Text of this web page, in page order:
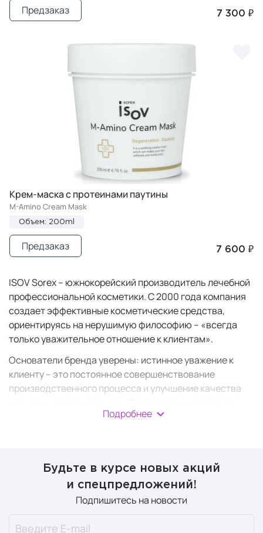
7 300 ₽
Предзаказ
Крем-маска с протеинами паутины
M-Amino Cream Mask
Объем: 200ml
7 600 ₽
Предзаказ
ISOV Sorex – южнокорейский производитель лечебной
профессиональной косметики. С 2000 года компания
создает эффективные косметические средства,
ориентируясь на нерушимую философию – «всегда
только уважительное отношение к клиентам».
Основатели бренда уверены: истинное уважение к
клиенту – это постоянное совершенствование
производственного процесса и улучшение качества
компания справляется на ура: косметика
В составе косметических средств от ISOV Sorex –
инновационные ингредиенты, в частности стволовые
альпийских роз. Маски защищают кожу от
Подробнее
Будьте в курсе новых акций
и спецпредложений!
Подпишитесь на новости